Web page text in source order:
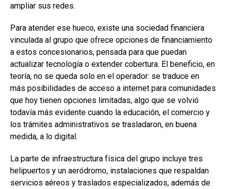
ampliar sus redes.
Para atender ese hueco, existe una sociedad financiera
vinculada al grupo que ofrece opciones de financiamiento
a estos concesionarios, pensada para que puedan
actualizar tecnología o extender cobertura. El beneficio, en
teoría, no se queda solo en el operador: se traduce en
más posibilidades de acceso a internet para comunidades
que hoy tienen opciones limitadas, algo que se volvió
todavía más evidente cuando la educación, el comercio y
los trámites administrativos se trasladaron, en buena
medida, a lo digital.
La parte de infraestructura física del grupo incluye tres
helipuertos y un aeródromo, instalaciones que respaldan
servicios aéreos y traslados especializados, además de